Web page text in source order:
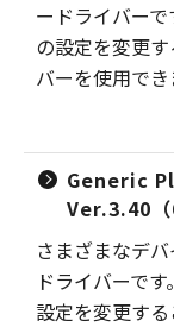
ードライバー
の設定を変更
バーを使用で
Generic
Ver.3.40（
さまざまなデ
ドライバーで
設定を変更す